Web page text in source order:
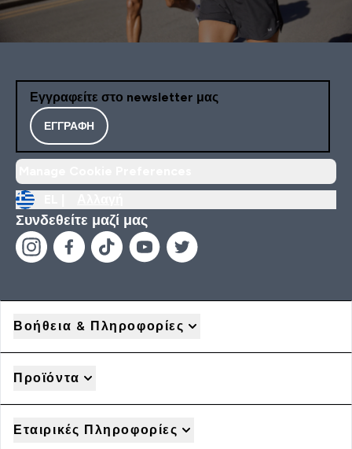
Εγγραφείτε στο newsletter μας
ΕΓΓΡΑΦΉ
Συνδεθείτε μαζί μας
Βοήθεια & Πληροφορίες
Προϊόντα
Εταιρικές Πληροφορίες